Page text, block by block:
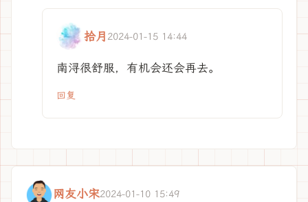
拾月 2024-01-15 14:44
南浔很舒服，有机会还会再去。
回复
网友小宋2024-01-10 15:49